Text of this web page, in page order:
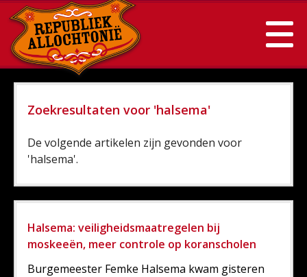
Zoekresultaten voor 'halsema'
De volgende artikelen zijn gevonden voor
'halsema'.
Halsema: veiligheidsmaatregelen bij
moskeeën, meer controle op koranscholen
Burgemeester Femke Halsema kwam gisteren